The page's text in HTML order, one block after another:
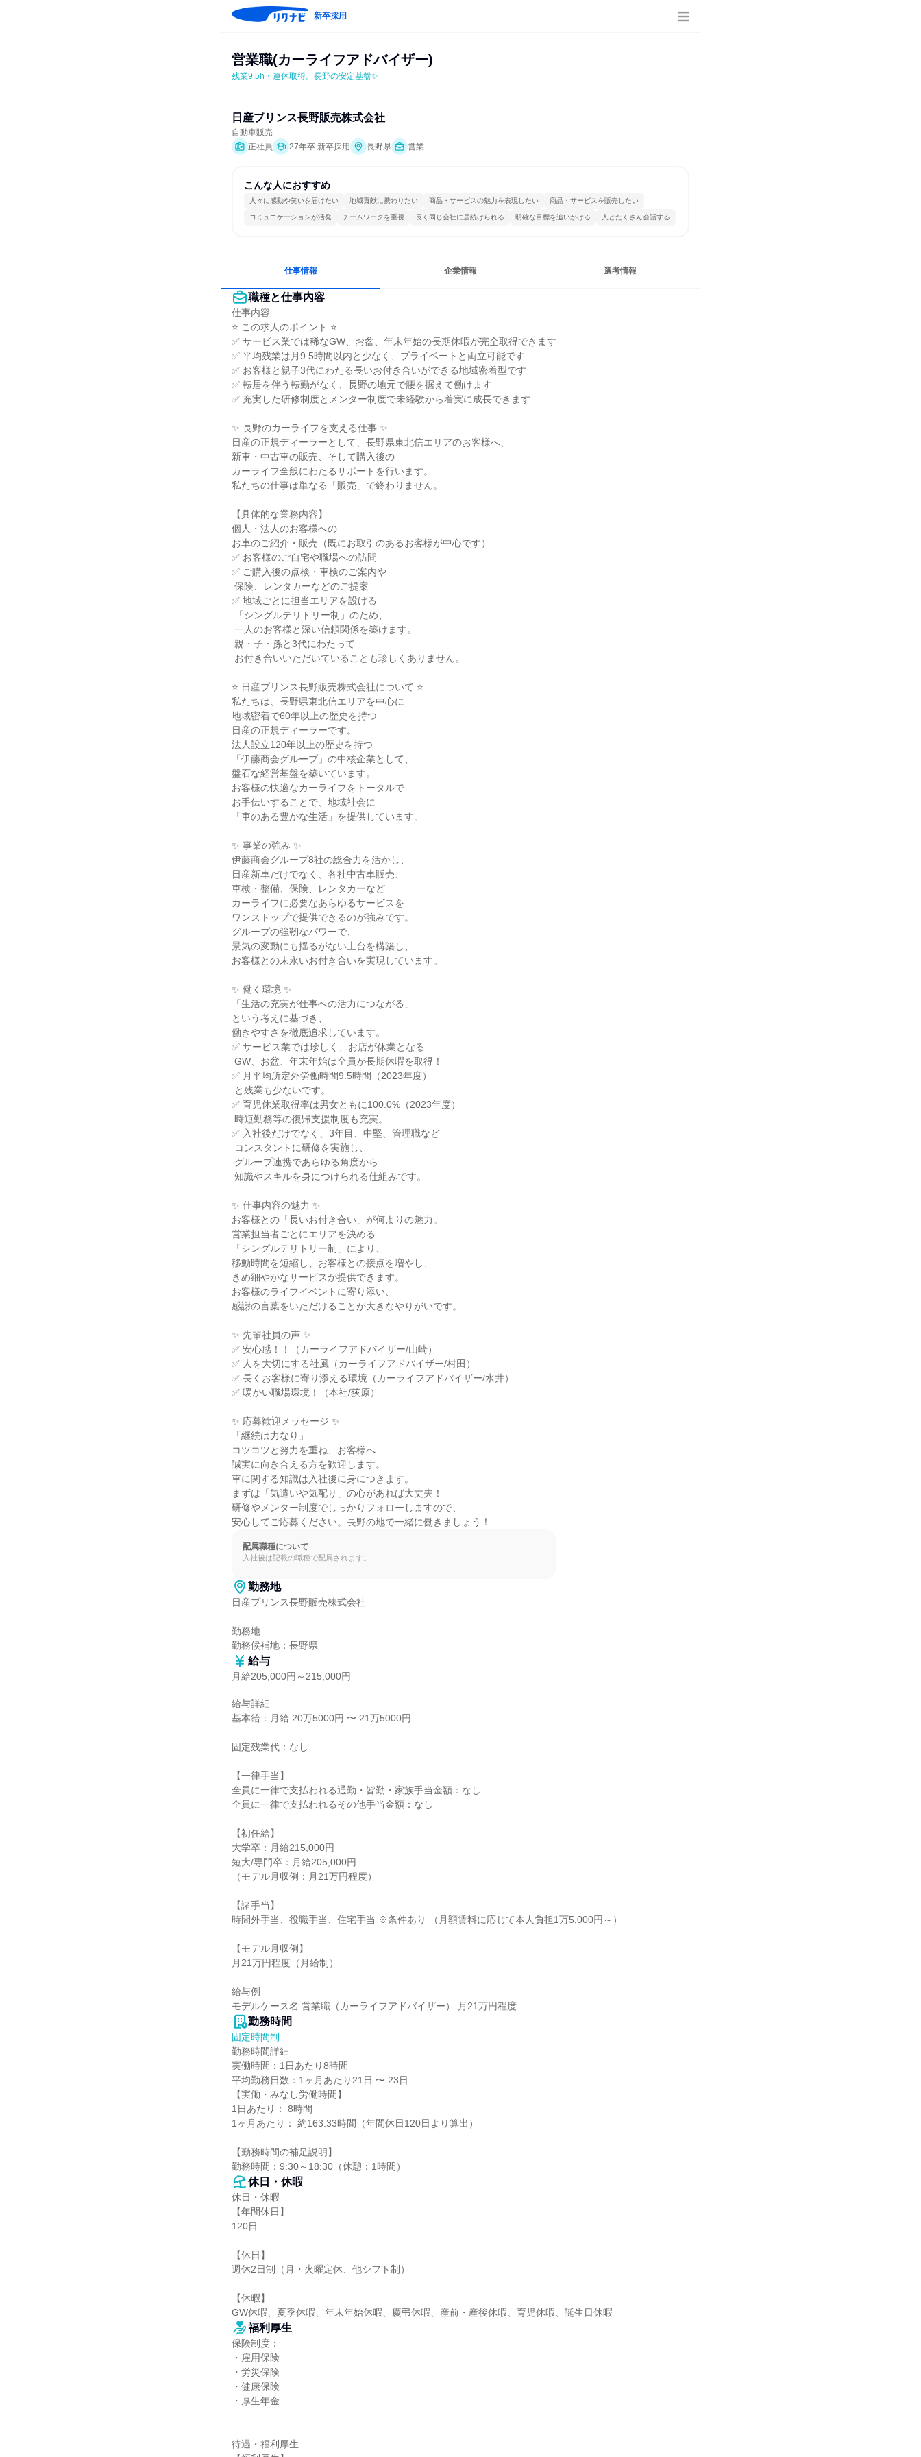
新卒採用
営業職(カーライフアドバイザー)
残業9.5h・連休取得。長野の安定基盤✨
日産プリンス長野販売株式会社
自動車販売
正社員
27年卒 新卒採用 長野県 営業
こんな人におすすめ
人々に感動や笑いを届けたい 地域貢献に携わりたい 商品・サービスの魅力を表現したい 商品・サービスを販売したい
コミュニケーションが活発 チームワークを重視 長く同じ会社に居続けられる 明確な目標を追いかける 人とたくさん会話する
仕事情報 企業情報 選考情報
職種と仕事内容
仕事内容
⭐ この求人のポイント ⭐
✅ サービス業では稀なGW、お盆、年末年始の長期休暇が完全取得できます
✅ 平均残業は月9.5時間以内と少なく、プライベートと両立可能です
✅ お客様と親子3代にわたる長いお付き合いができる地域密着型です
✅ 転居を伴う転勤がなく、長野の地元で腰を据えて働けます
✅ 充実した研修制度とメンター制度で未経験から着実に成長できます
✨ 長野のカーライフを支える仕事 ✨
日産の正規ディーラーとして、長野県東北信エリアのお客様へ、
新車・中古車の販売、そして購入後の
カーライフ全般にわたるサポートを行います。
私たちの仕事は単なる「販売」で終わりません。
【具体的な業務内容】
個人・法人のお客様への
お車のご紹介・販売（既にお取引のあるお客様が中心です）
✅ お客様のご自宅や職場への訪問
✅ ご購入後の点検・車検のご案内や
✅ 地域ごとに担当エリアを設ける
⭐ 日産プリンス長野販売株式会社について ⭐
私たちは、長野県東北信エリアを中心に
地域密着で60年以上の歴史を持つ
日産の正規ディーラーです。
法人設立120年以上の歴史を持つ
「伊藤商会グループ」の中核企業として、
盤石な経営基盤を築いています。
お客様の快適なカーライフをトータルで
お手伝いすることで、地域社会に
「車のある豊かな生活」を提供しています。
✨ 事業の強み ✨
伊藤商会グループ8社の総合力を活かし、
日産新車だけでなく、各社中古車販売、
車検・整備、保険、レンタカーなど
カーライフに必要なあらゆるサービスを
ワンストップで提供できるのが強みです。
グループの強靭なパワーで、
景気の変動にも揺るがない土台を構築し、
お客様との末永いお付き合いを実現しています。
✨ 働く環境 ✨
「生活の充実が仕事への活力につながる」
という考えに基づき、
働きやすさを徹底追求しています。
✅ サービス業では珍しく、お店が休業となる
✅ 月平均所定外労働時間9.5時間（2023年度）
✅ 育児休業取得率は男女ともに100.0%（2023年度）
✅ 入社後だけでなく、3年目、中堅、管理職など
✨ 仕事内容の魅力 ✨
お客様との「長いお付き合い」が何よりの魅力。
営業担当者ごとにエリアを決める
「シングルテリトリー制」により、
移動時間を短縮し、お客様との接点を増やし、
きめ細やかなサービスが提供できます。
お客様のライフイベントに寄り添い、
感謝の言葉をいただけることが大きなやりがいです。
✨ 先輩社員の声 ✨
✅ 安心感！！（カーライフアドバイザー/山崎）
✅ 人を大切にする社風（カーライフアドバイザー/村田）
✅ 長くお客様に寄り添える環境（カーライフアドバイザー/水井）
✅ 暖かい職場環境！（本社/荻原）
✨ 応募歓迎メッセージ ✨
「継続は力なり」
コツコツと努力を重ね、お客様へ
誠実に向き合える方を歓迎します。
車に関する知識は入社後に身につきます。
まずは「気遣いや気配り」の心があれば大丈夫！
研修やメンター制度でしっかりフォローしますので、
安心してご応募ください。長野の地で一緒に働きましょう！
配属職種について
入社後は記載の職種で配属されます。
勤務地
日産プリンス長野販売株式会社
勤務地
勤務候補地：長野県
給与
月給205,000円～215,000円
給与詳細
基本給：月給 20万5000円 〜 21万5000円
固定残業代：なし
【一律手当】
全員に一律で支払われる通勤・皆勤・家族手当金額：なし
全員に一律で支払われるその他手当金額：なし
【初任給】
大学卒：月給215,000円
短大/専門卒：月給205,000円
（モデル月収例：月21万円程度）
【諸手当】
時間外手当、役職手当、住宅手当 ※条件あり （月額賃料に応じて本人負担1万5,000円～）
【モデル月収例】
月21万円程度（月給制）
給与例
モデルケース名:営業職（カーライフアドバイザー） 月21万円程度
勤務時間
固定時間制
勤務時間詳細
実働時間：1日あたり8時間
平均勤務日数：1ヶ月あたり21日 〜 23日
【実働・みなし労働時間】
1日あたり： 8時間
1ヶ月あたり： 約163.33時間（年間休日120日より算出）
【勤務時間の補足説明】
勤務時間：9:30～18:30（休憩：1時間）
休日・休暇
休日・休暇
【年間休日】
120日
【休日】
週休2日制（月・火曜定休、他シフト制）
【休暇】
GW休暇、夏季休暇、年末年始休暇、慶弔休暇、産前・産後休暇、育児休暇、誕生日休暇
福利厚生
保険制度：
・雇用保険
・労災保険
・健康保険
・厚生年金
待遇・福利厚生